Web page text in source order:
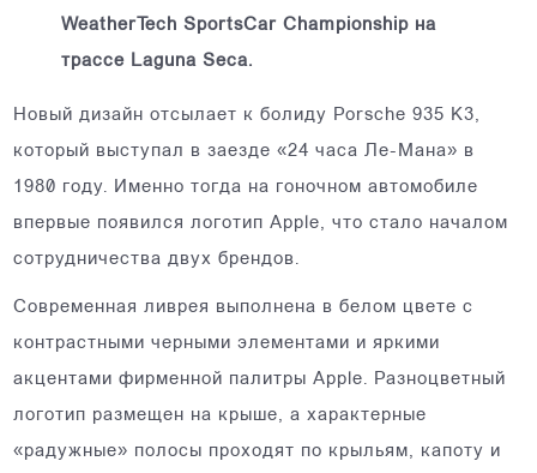
WeatherTech SportsCar Championship на
трассе Laguna Seca.
Новый дизайн отсылает к болиду Porsche 935 K3,
который выступал в заезде «24 часа Ле-Мана» в
1980 году. Именно тогда на гоночном автомобиле
впервые появился логотип Apple, что стало началом
сотрудничества двух брендов.
Современная ливрея выполнена в белом цвете с
контрастными черными элементами и яркими
акцентами фирменной палитры Apple. Разноцветный
логотип размещен на крыше, а характерные
«радужные» полосы проходят по крыльям, капоту и